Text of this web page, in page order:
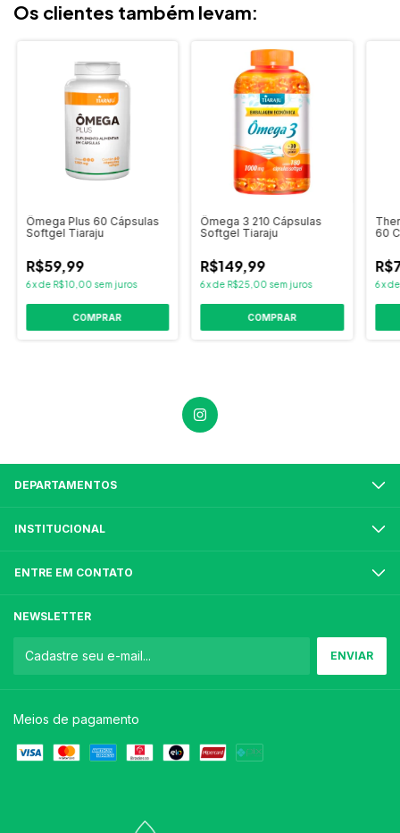
Os clientes também levam:
Ômega Plus 60 Cápsulas
Softgel Tiaraju
R$59,99
6xde R$10,00 sem juros
Ômega 3 210 Cápsulas
Softgel Tiaraju
R$149,99
6xde R$25,00 sem juros
60
6x
DEPARTAMENTOS
INSTITUCIONAL
ENTRE EM CONTATO
NEWSLETTER
Meios de pagamento